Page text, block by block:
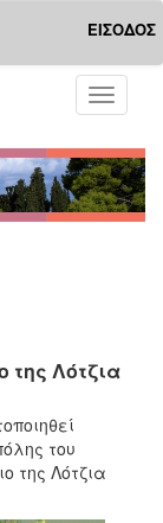
ΕΙΣΟΔΟΣ
Toggle
της Λότζια
του
της Λότζια